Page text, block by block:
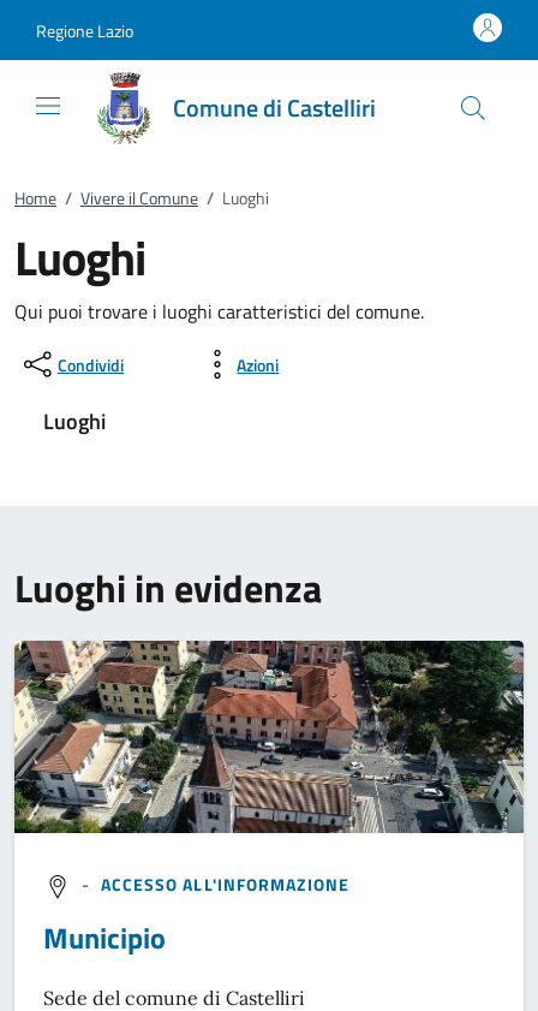
Regione Lazio
Comune di Castelliri
Home / Vivere il Comune / Luoghi
Luoghi
Qui puoi trovare i luoghi caratteristici del comune.
Condividi Azioni
Luoghi
Luoghi in evidenza
- ACCESSO ALL'INFORMAZIONE
Municipio
Sede del comune di Castelliri